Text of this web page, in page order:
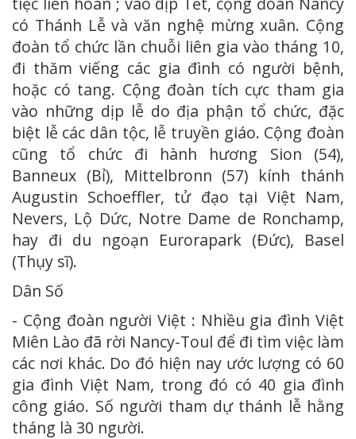
có Thánh Lễ và văn nghệ mừng xuân. Cộng
đoàn tổ chức lần chuỗi liên gia vào tháng 10,
đi thăm viếng các gia đình có người bệnh,
hoặc có tang. Cộng đoàn tích cực tham gia
vào những dịp lễ do địa phận tổ chức, đặc
biệt lễ các dân tộc, lễ truyền giáo. Cộng đoàn
cũng tổ chức đi hành hương Sion (54),
Banneux (Bỉ), Mittelbronn (57) kính thánh
Augustin Schoeffler, tử đạo tại Việt Nam,
Nevers, Lộ Dức, Notre Dame de Ronchamp,
hay đi du ngoạn Eurorapark (Ðức), Basel
(Thụy sĩ).
Dân Số
- Cộng đoàn người Việt : Nhiều gia đình Việt
Miên Lào đã rời Nancy-Toul để đi tìm việc làm
các nơi khác. Do đó hiện nay ước lượng có 60
gia đình Việt Nam, trong đó có 40 gia đình
công giáo. Số người tham dự thánh lễ hằng
tháng là 30 người.